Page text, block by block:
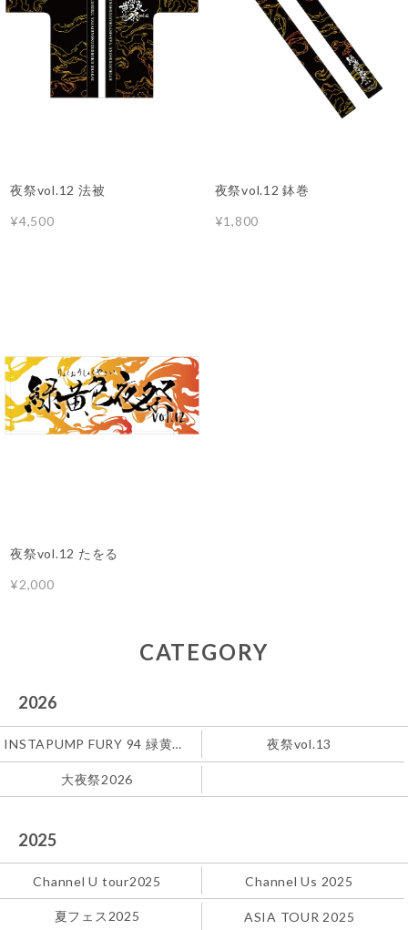
夜祭vol.12 法被
¥4,500
夜祭vol.12 鉢巻
¥1,800
夜祭vol.12 たをる
¥2,000
CATEGORY
2026
夜祭vol.13
大夜祭2026
2025
Channel U tour2025 Channel Us 2025
夏フェス2025 ASIA TOUR 2025